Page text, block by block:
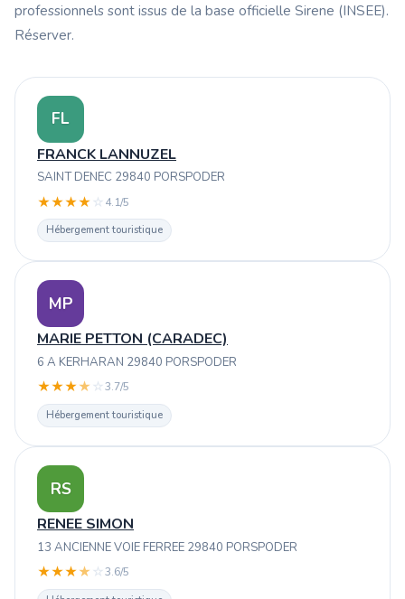
professionnels sont issus de la base officielle Sirene (INSEE).
Réserver.
FL
FRANCK LANNUZEL
SAINT DENEC 29840 PORSPODER
★★★★ ☆ 4.1/5
Hébergement touristique
MP
MARIE PETTON (CARADEC)
6 A KERHARAN 29840 PORSPODER
★★★★ ☆3.7/5
Hébergement touristique
RS
RENEE SIMON
13 ANCIENNE VOIE FERREE 29840 PORSPODER
★★★★ ☆3.6/5